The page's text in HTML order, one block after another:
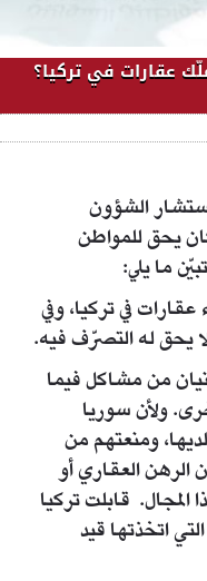
عقارات في تركيا؟
الشؤون
يحق للمواطن
ما يلي:
في تركيا، وفي
يحق له التصرّف فيه.
وسوريا منذ عام 1939 تعانيان من مشاكل فيما
ولأن سوريا
ومنعتهم من
العقاري أو
المجال. قابلت تركيا
اتخذتها قيد